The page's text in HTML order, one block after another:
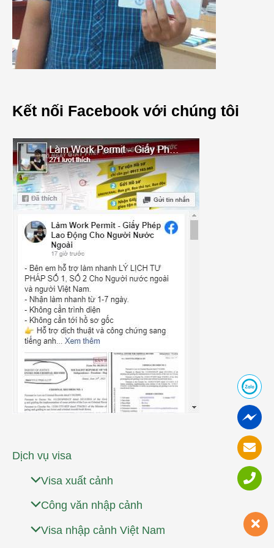
Kết nối Facebook với chúng tôi
Dịch vụ visa
Visa xuất cảnh
Công văn nhập cảnh
Visa nhập cảnh Việt Nam